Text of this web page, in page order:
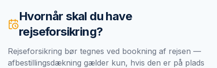
Hvornår skal du have
rejseforsikring?
Rejseforsikring bør tegnes ved bookning af rejsen —
afbestillingsdækning gælder kun, hvis den er på plads